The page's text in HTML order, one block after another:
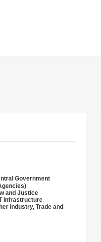
Government
and Justice
Infrastructure
Industry, Trade and